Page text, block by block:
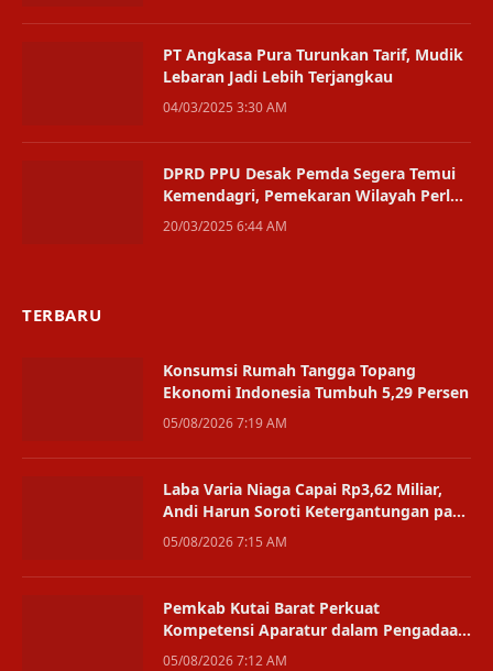
PT Angkasa Pura Turunkan Tarif, Mudik
Lebaran Jadi Lebih Terjangkau
04/03/2025 3:30 AM
DPRD PPU Desak Pemda Segera Temui
Kemendagri, Pemekaran Wilayah Perlu
Kepastian Hukum
20/03/2025 6:44 AM
TERBARU
Konsumsi Rumah Tangga Topang
Ekonomi Indonesia Tumbuh 5,29 Persen
05/08/2026 7:19 AM
Laba Varia Niaga Capai Rp3,62 Miliar,
Andi Harun Soroti Ketergantungan pada
Satu Bisnis
05/08/2026 7:15 AM
Pemkab Kutai Barat Perkuat
Kompetensi Aparatur dalam Pengadaan
Digital
05/08/2026 7:12 AM